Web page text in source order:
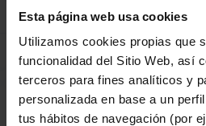
Esta página web usa cookies
Utilizamos cookies propias que
funcionalidad del Sitio Web, así
terceros para fines analíticos y
personalizada en base a un
tus hábitos de navegación (por
Charla
Silabario